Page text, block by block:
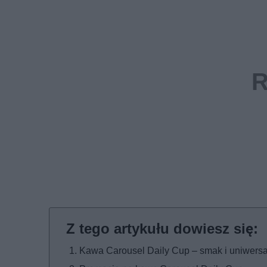
Kawa Carousel Daily Cup – smak i